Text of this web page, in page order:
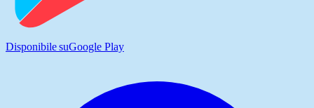
Disponibile suGoogle Play